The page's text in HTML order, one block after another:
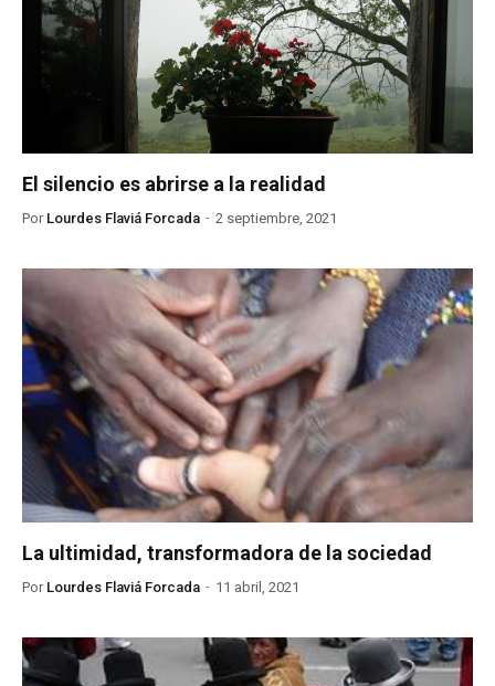
El silencio es abrirse a la realidad
Por Lourdes Flaviá Forcada 2 septiembre, 2021
La ultimidad, transformadora de la sociedad
Por Lourdes Flaviá Forcada 11 abril, 2021